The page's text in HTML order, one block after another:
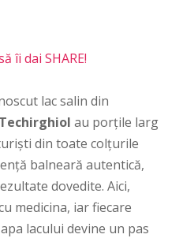
îi dai SHARE!
lac salin din
au porțile larg
din toate colțurile
balneară autentică,
dovedite. Aici,
medicina, iar fiecare
lacului devine un pas